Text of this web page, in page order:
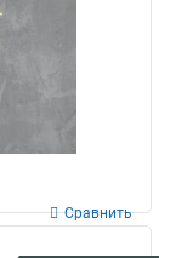
Сравнить